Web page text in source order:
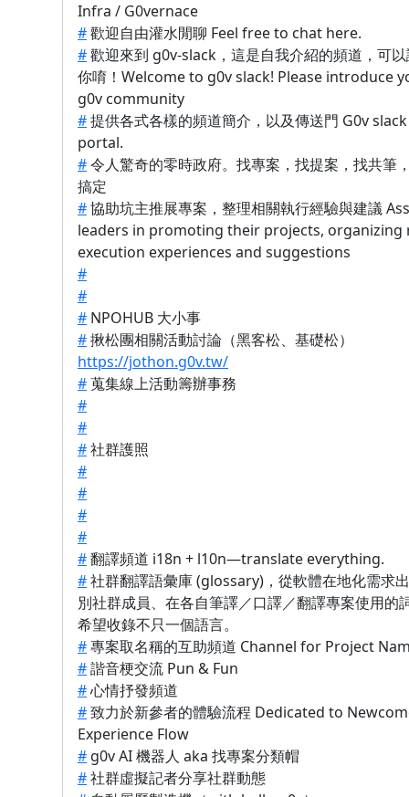
Infra / G0vernace
#歡迎自由灌水閒聊 Feel free to chat here.
#歡迎來到 g0v-slack，這是自我介紹的頻道，可
你唷！Welcome to g0v slack! Please introduce
g0v community
#提供各式各樣的頻道簡介，以及傳送門 G0v
portal.
#令人驚奇的零時政府。找專案，找提案，找共筆
搞定
#協助坑主推展專案，整理相關執行經驗與建議
leaders in promoting their projects, organizing
execution experiences and suggestions
#
#
# NPOHUB 大小事
#揪松團相關活動討論（黑客松、基礎松）
https://jothon.g0v.tw/
#蒐集線上活動籌辦事務
#
#
#社群護照
#
#
#
#
#翻譯頻道 i18n + l10n—translate everything.
#社群翻譯語彙庫 (glossary)，從軟體在地化需求
別社群成員、在各自筆譯／口譯／翻譯專案使用的
希望收錄不只一個語言。
#專案取名稱的互助頻道 Channel for Project
#諧音梗交流 Pun & Fun
#心情抒發頻道
#致力於新參者的體驗流程 Dedicated to
Experience Flow
# g0v AI 機器人 aka 找專案分類帽
#社群虛擬記者分享社群動態